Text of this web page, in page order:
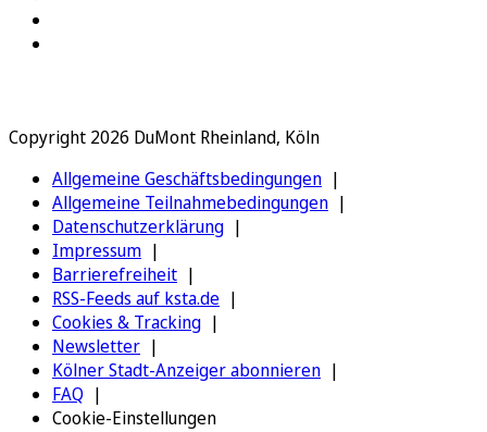
Copyright 2026 DuMont Rheinland, Köln
Allgemeine Geschäftsbedingungen
Allgemeine Teilnahmebedingungen
Datenschutzerklärung
Impressum
Barrierefreiheit
RSS-Feeds auf ksta.de
Cookies & Tracking
Newsletter
Kölner Stadt-Anzeiger abonnieren
FAQ
Cookie-Einstellungen